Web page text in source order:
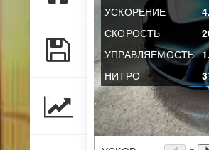
УСКОРЕНИЕ
СКОРОСТЬ
УПРАВЛЯЕМОСТЬ
НИТРО